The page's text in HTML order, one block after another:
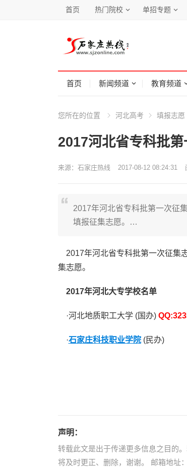
首页 热门院校 单招专题
首页 新闻频道 教育频道
您所在的位置 河北高考 填报志愿
2017河北省专科批
来源： 石家庄热线 2017-08-12 08:24:31
2017年河北省专科批第一次征
填报征集志愿。…
2017年河北省专科批第一次征集
集志愿。
2017年河北大专学校名单
·河北地质职工大学 (国办)
·石家庄科技职业学院(民办)
声明：
转载此文是出于传递更多信息之目的
将及时更正、删除，谢谢。 邮箱地址